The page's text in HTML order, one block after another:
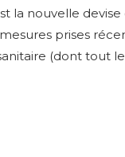
la nouvelle
prises
(dont tout